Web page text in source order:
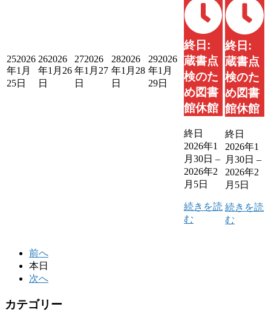
252026
年1月
25日
262026
年1月26
日
272026
年1月27
日
282026
年1月28
日
292026
年1月
29日
終日:
蔵書点
検のた
め図書
館休館
終日
2026年1
月30日 –
2026年2
月5日
続きを読
む
終日:
蔵書点
検のた
め図書
館休館
終日
2026年1
月30日 –
2026年2
月5日
続きを読
む
前へ
本日
次へ
カテゴリー